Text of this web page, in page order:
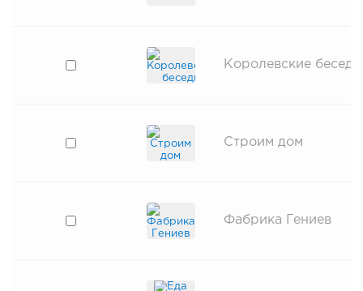
Королевские беседы
Строим дом
Фабрика Гениев